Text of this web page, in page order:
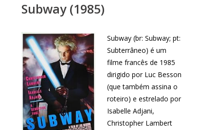
Subway (1985)
Subway (br: Subway; pt:
Subterrâneo) é um
filme francês de 1985
dirigido por Luc Besson
(que também assina o
roteiro) e estrelado por
Isabelle Adjani,
Christopher Lambert